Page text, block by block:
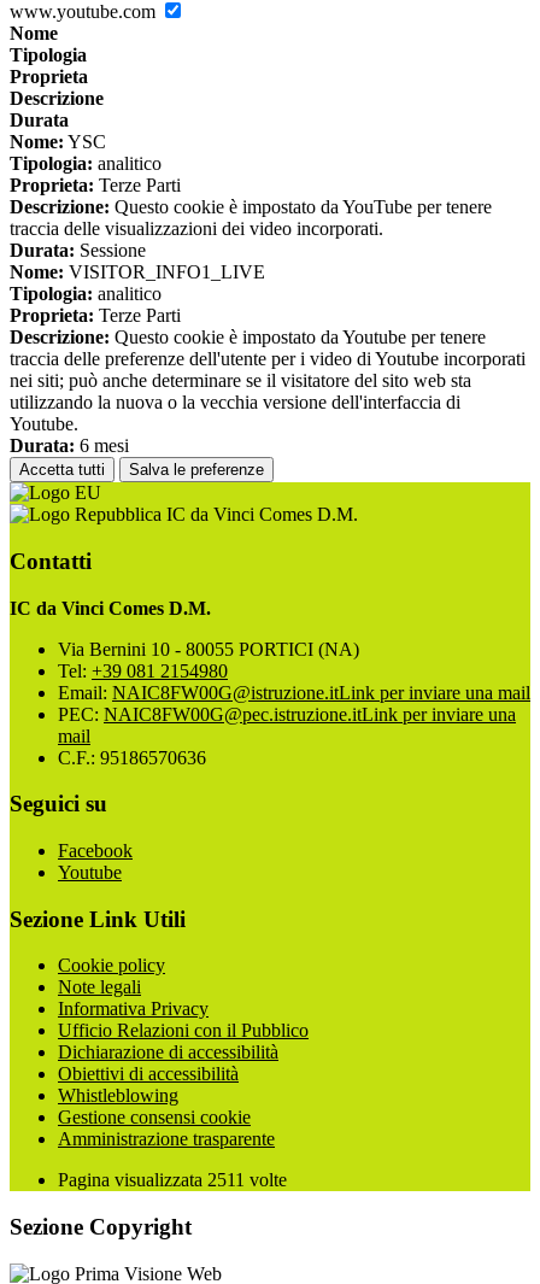
www.youtube.com
Nome
Tipologia
Proprieta
Descrizione
Durata
Nome: YSC
Tipologia: analitico
Proprieta: Terze Parti
Descrizione: Questo cookie è impostato da YouTube per tenere
traccia delle visualizzazioni dei video incorporati.
Durata: Sessione
Nome: VISITOR_INFO1_LIVE
Tipologia: analitico
Proprieta: Terze Parti
Descrizione: Questo cookie è impostato da Youtube per tenere
traccia delle preferenze dell'utente per i video di Youtube incorporati
nei siti; può anche determinare se il visitatore del sito web sta
utilizzando la nuova o la vecchia versione dell'interfaccia di
Youtube.
Durata: 6 mesi
Accetta tutti Salva le preferenze
IC da Vinci Comes D.M.
Contatti
IC da Vinci Comes D.M.
Via Bernini 10 - 80055 PORTICI (NA)
Tel: +39 081 2154980
Email: NAIC8FW00G@istruzione.itLink per inviare una mail
PEC: NAIC8FW00G@pec.istruzione.itLink per inviare una
mail
C.F.: 95186570636
Seguici su
Facebook
Youtube
Sezione Link Utili
Cookie policy
Note legali
Informativa Privacy
Ufficio Relazioni con il Pubblico
Dichiarazione di accessibilità
Obiettivi di accessibilità
Whistleblowing
Gestione consensi cookie
Amministrazione trasparente
Pagina visualizzata 2511 volte
Sezione Copyright